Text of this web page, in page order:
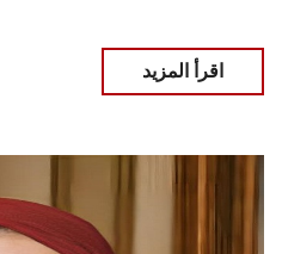
اقرأ المزيد